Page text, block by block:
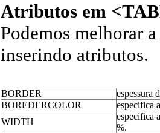
Atributos em
Podemos melhorar
inserindo atributos.
BORDER
espessura
BOREDERCOLOR
especifica
WIDTH
especifica
%.